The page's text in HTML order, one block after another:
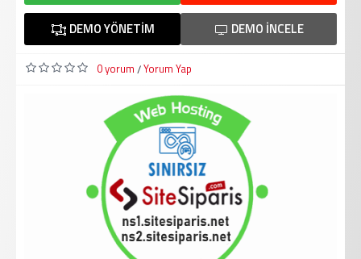
DEMO İNCELE
DEMO YÖNETIM
0 yorum /Yorum Yap